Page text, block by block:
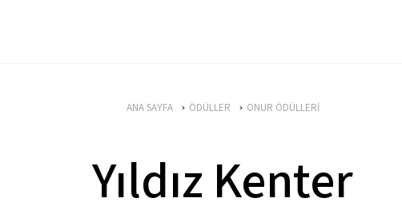
ANA SAYFA ÖDÜLLER ONUR ÖDÜLLERİ
Yıldız Kenter